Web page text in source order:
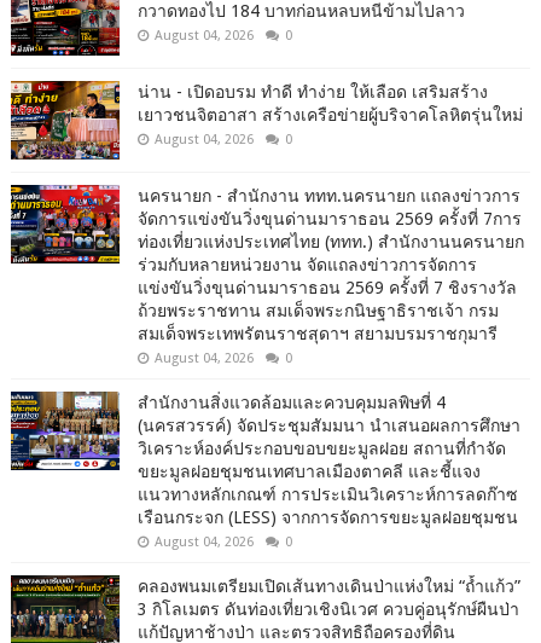
กวาดทองไป 184 บาทก่อนหลบหนีข้ามไปลาว
August 04, 2026 0
น่าน - เปิดอบรม ทำดี ทำง่าย ให้เลือด เสริมสร้าง
เยาวชนจิตอาสา สร้างเครือข่ายผู้บริจาคโลหิตรุ่นใหม่
August 04, 2026 0
นครนายก - สำนักงาน ททท.นครนายก แถลงข่าวการ
จัดการแข่งขันวิ่งขุนด่านมาราธอน 2569 ครั้งที่ 7การ
ท่องเที่ยวแห่งประเทศไทย (ททท.) สำนักงานนครนายก
ร่วมกับหลายหน่วยงาน จัดแถลงข่าวการจัดการ
แข่งขันวิ่งขุนด่านมาราธอน 2569 ครั้งที่ 7 ชิงรางวัล
ถ้วยพระราชทาน สมเด็จพระกนิษฐาธิราชเจ้า กรม
สมเด็จพระเทพรัตนราชสุดาฯ สยามบรมราชกุมารี
August 04, 2026 0
สำนักงานสิ่งแวดล้อมและควบคุมมลพิษที่ 4
(นครสวรรค์) จัดประชุมสัมมนา นำเสนอผลการศึกษา
วิเคราะห์องค์ประกอบขอบขยะมูลฝอย สถานที่กำจัด
ขยะมูลฝอยชุมชนเทศบาลเมืองตาคลี และชี้แจง
แนวทางหลักเกณฑ์ การประเมินวิเคราะห์การลดก๊าซ
เรือนกระจก (LESS) จากการจัดการขยะมูลฝอยชุมชน
August 04, 2026 0
คลองพนมเตรียมเปิดเส้นทางเดินป่าแห่งใหม่ “ถ้ำแก้ว”
3 กิโลเมตร ดันท่องเที่ยวเชิงนิเวศ ควบคู่อนุรักษ์ผืนป่า
แก้ปัญหาช้างป่า และตรวจสิทธิถือครองที่ดิน